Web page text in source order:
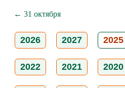
← 31 октября
2026 2027 2025
2022 2021 2020